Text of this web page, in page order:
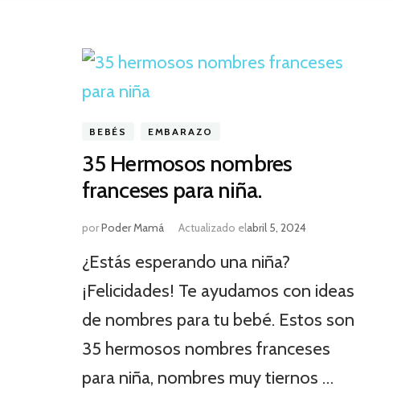
BEBÉS EMBARAZO
35 Hermosos nombres
franceses para niña.
porPoder Mamá Actualizado elabril 5, 2024
¿Estás esperando una niña?
¡Felicidades! Te ayudamos con ideas
de nombres para tu bebé. Estos son
35 hermosos nombres franceses
para niña, nombres muy tiernos …